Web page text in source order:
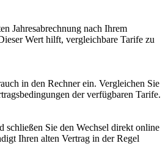
Jahresabrechnung nach Ihrem
Wert hilft, vergleichbare Tarife zu
in den Rechner ein. Vergleichen Sie
der verfügbaren Tarife.
schließen Sie den Wechsel direkt online
Ihren alten Vertrag in der Regel